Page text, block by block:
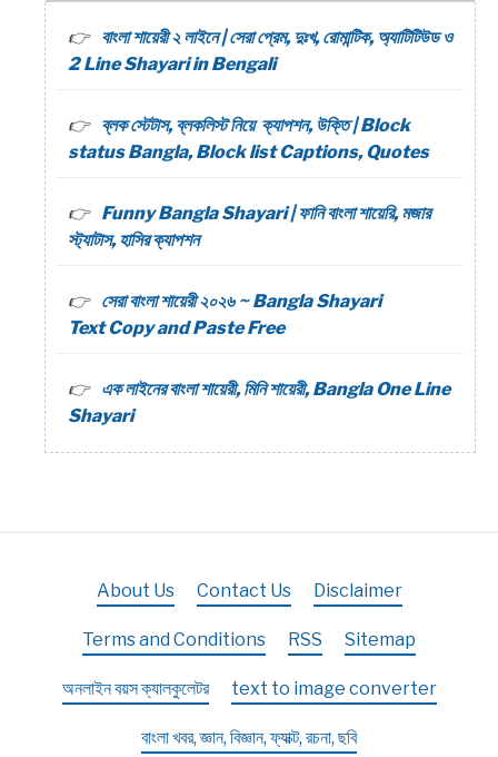
বাংলা শায়েরী ২ লাইনে | সেরা প্রেম, দুঃখ, রোমান্টিক, অ্যাটিটিউড ও
2 Line Shayari in Bengali
ব্লক স্টেটাস, ব্লকলিস্ট নিয়ে ক্যাপশন, উক্তি | Block
status Bangla, Block list Captions, Quotes
Funny Bangla Shayari | ফানি বাংলা শায়েরি, মজার
স্ট্যাটাস, হাসির ক্যাপশন
সেরা বাংলা শায়েরী ২০২৬ ~ Bangla Shayari
Text Copy and Paste Free
এক লাইনের বাংলা শায়েরী, মিনি শায়েরী, Bangla One Line
Shayari
About Us Contact Us Disclaimer
Terms and Conditions RSS Sitemap
অনলাইন বয়স ক্যালকুলেটর text to image converter
বাংলা খবর, জ্ঞান, বিজ্ঞান, ফ্যাক্ট, রচনা, ছবি